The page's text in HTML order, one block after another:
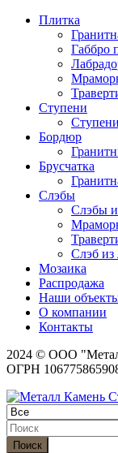
Плитка
Габбро
Ступени
Бордюр
Брусчатка
Слэбы
Слэбы
Слэб из
Мозаика
Распродажа
Наши
О компании
Контакты
2024 © ООО
ОГРН
Поиск